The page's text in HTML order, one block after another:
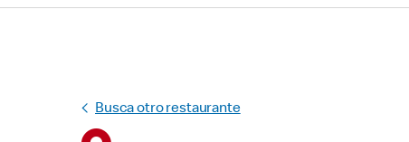
Busca otro restaurante